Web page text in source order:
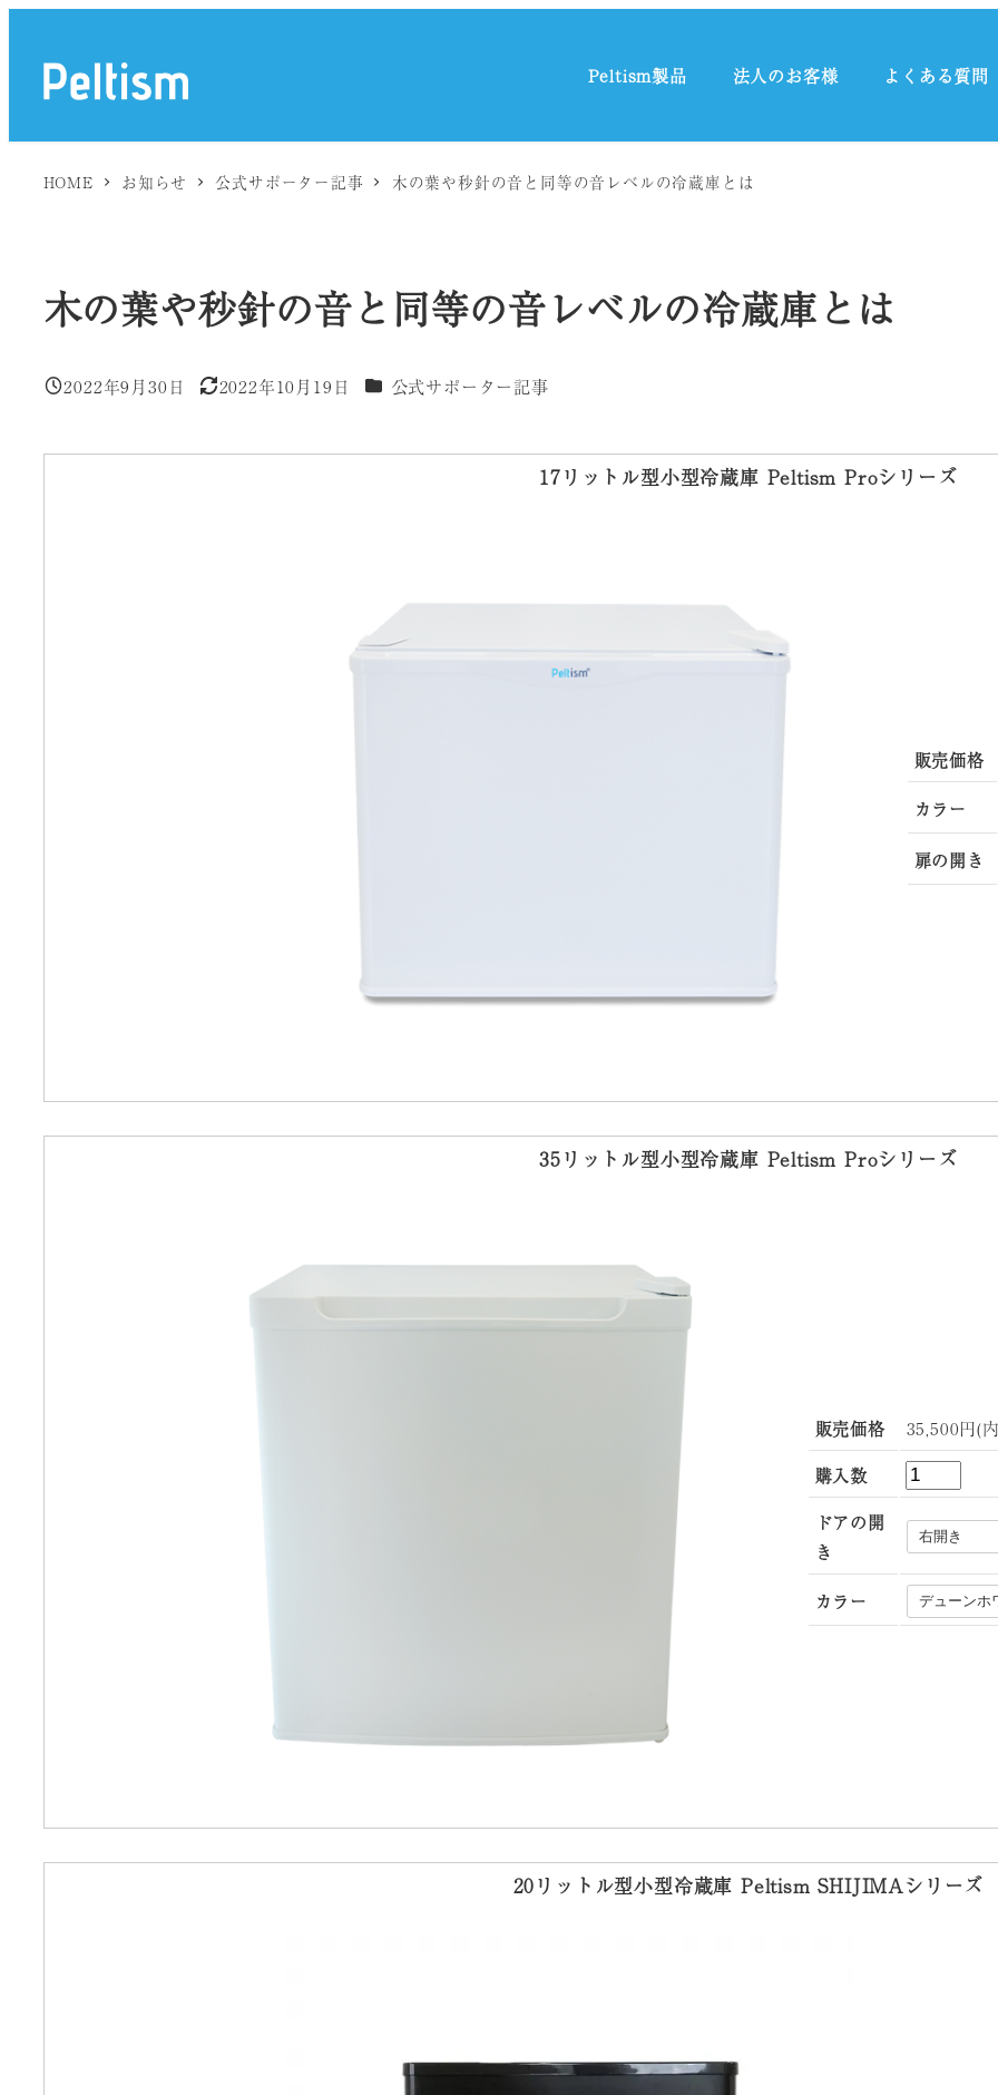
Peltism製品 法人のお客様 よくある質問
HOME お知らせ 公式サポーター記事 木の葉や秒針の音と同等の音レベルの冷蔵庫とは
木の葉や秒針の音と同等の音レベルの冷蔵庫とは
投稿日
2022年9月30日
更新日
2022年10月19日 カテゴリー
公式サポーター記事
17リットル型小型冷蔵庫 Peltism Proシリーズ
販売価格
カラー
扉の開き
35リットル型小型冷蔵庫 Peltism Proシリーズ
販売価格
35,500円(
購入数
ドアの開
き
カラー
20リットル型小型冷蔵庫 Peltism SHIJIMAシリーズ